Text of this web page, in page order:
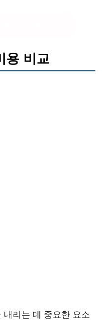
용 비교
리는 데 중요한 요소